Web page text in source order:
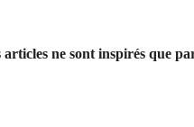
ne sont inspirés que